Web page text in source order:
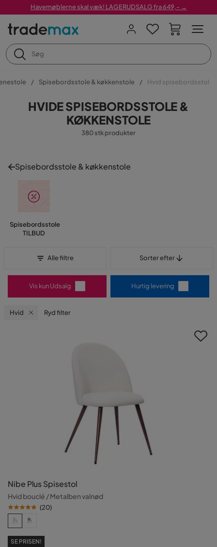
Havemøblerne skal væk! LAGERUDSALG fra 649,- →
Spisebordsstole & køkkenstole Hvid spisebordsstol
HVIDE SPISEBORDSSTOLE &
KØKKENSTOLE
380 stk produkter
Spisebordsstole & køkkenstole
Spisebordsstole
TILBUD
Alle filtre Sorter efter
Vis kun Udsalg Hurtig levering
Hvid Ryd filter
Nibe Plus Spisestol
Hvid bouclé / Metalben valnød
(20)
SE PRISEN!